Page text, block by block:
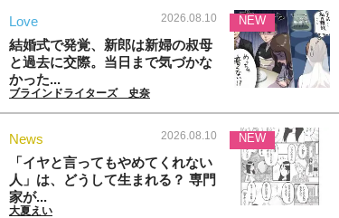
Love 2026.08.10
結婚式で発覚、新郎は新婦の叔母
と過去に交際。当日まで気づかな
かった...
ブラインドライターズ 史奈
NEW
News 2026.08.10
「イヤと言ってもやめてくれない
人」は、どうして生まれる？ 専門
家が...
大夏えい
NEW